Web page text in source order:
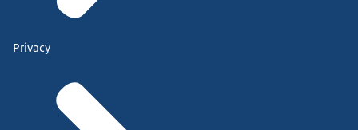
Privacy